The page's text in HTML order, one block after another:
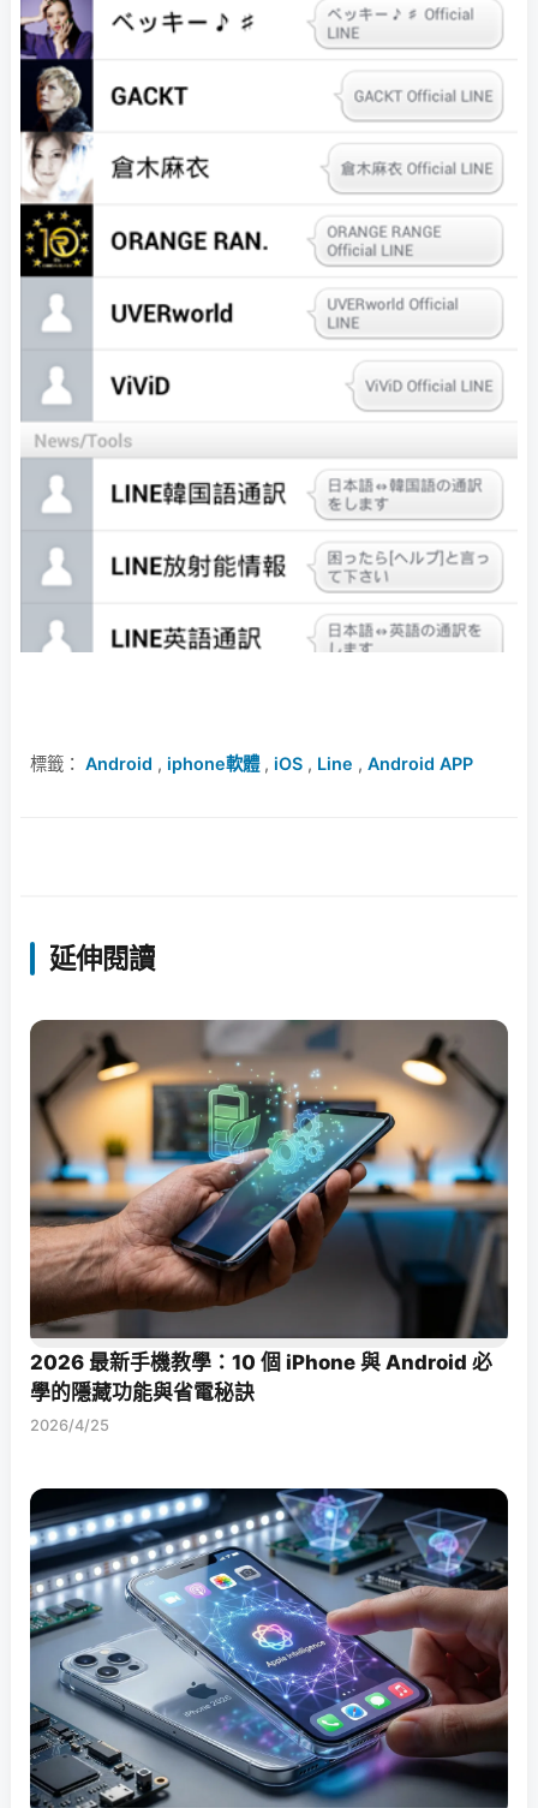
標籤： Android , iphone軟體, iOS , Line , Android APP
延伸閱讀
2026 最新手機教學：10 個 iPhone 與 Android 必
學的隱藏功能與省電秘訣
2026/4/25